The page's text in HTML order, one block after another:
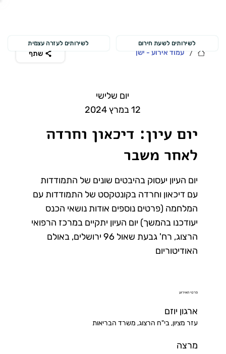
12 במרץ 2024
יום שלישי
יום עיון: דיכאון וחרדה
לאחר משבר
יום העיון יעסוק בהיבטים שונים של התמודדות
עם דיכאון וחרדה בקונטקסט של התמודדות עם
המלחמה (פרטים נוספים אודות נושאי הכנס
יעודכנו בהמשך) יום העיון יתקיים במרכז הרפואי
הרצוג, רח' גבעת שאול 96 ירושלים, באולם
האודיטוריום
פרטי האירוע
ארגון יוזם
עזר מציון, בי"ח הרצוג, משרד הבריאות
מרצה
שתף / עמוד אירוע - ישן
לשירותים לשעת חירום לשירותים לעזרה עצמית